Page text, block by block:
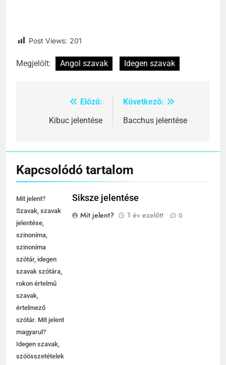
Post Views: 201
Megjelölt: Angol szavak Idegen szavak
Bejegyzés
navigáció
Előző:
Kibuc jelentése
Következő:
Bacchus jelentése
Kapcsolódó tartalom
Mit jelent?
Szavak, szavak
jelentése,
szinoníma,
szinoníma
szótár, idegen
szavak szótára,
rokon értelmű
szavak,
értelmező
szótár. Mit jelent
magyarul?
Idegen szavak,
szóösszetételek
Siksze jelentése
Mit jelent?
1 év ezelőtt 0